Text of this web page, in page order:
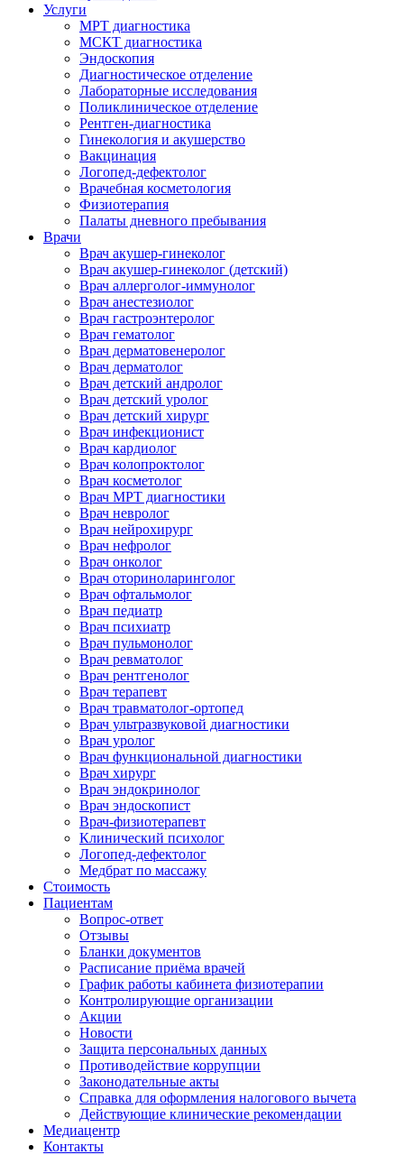
Услуги
МРТ диагностика
МСКТ диагностика
Эндоскопия
Диагностическое отделение
Лабораторные исследования
Поликлиническое отделение
Рентген-диагностика
Гинекология и акушерство
Вакцинация
Логопед-дефектолог
Врачебная косметология
Физиотерапия
Палаты дневного пребывания
Врачи
Врач акушер-гинеколог
Врач акушер-гинеколог (детский)
Врач аллерголог-иммунолог
Врач анестезиолог
Врач гастроэнтеролог
Врач гематолог
Врач дерматовенеролог
Врач дерматолог
Врач детский андролог
Врач детский уролог
Врач детский хирург
Врач инфекционист
Врач кардиолог
Врач колопроктолог
Врач косметолог
Врач МРТ диагностики
Врач невролог
Врач нейрохирург
Врач нефролог
Врач онколог
Врач оториноларинголог
Врач офтальмолог
Врач педиатр
Врач психиатр
Врач пульмонолог
Врач ревматолог
Врач рентгенолог
Врач терапевт
Врач травматолог-ортопед
Врач ультразвуковой диагностики
Врач уролог
Врач функциональной диагностики
Врач хирург
Врач эндокринолог
Врач эндоскопист
Врач-физиотерапевт
Клинический психолог
Логопед-дефектолог
Медбрат по массажу
Стоимость
Пациентам
Вопрос-ответ
Отзывы
Бланки документов
Расписание приёма врачей
График работы кабинета физиотерапии
Контролирующие организации
Акции
Новости
Защита персональных данных
Противодействие коррупции
Законодательные акты
Справка для оформления налогового вычета
Действующие клинические рекомендации
Медиацентр
Контакты